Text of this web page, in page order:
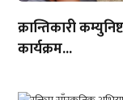
क्रान्तिकारी
कार्यक्रम...